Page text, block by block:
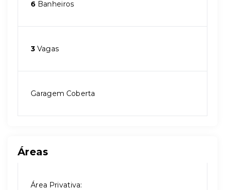
6 Banheiros
3 Vagas
Garagem Coberta
Áreas
Área Privativa: